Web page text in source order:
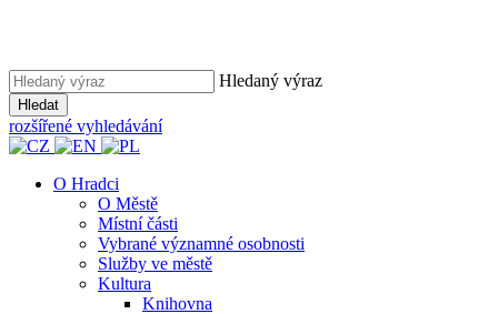
Hledaný výraz
Hledat
rozšířené vyhledávání
O Hradci
O Městě
Místní části
Vybrané významné osobnosti
Služby ve městě
Kultura
Knihovna